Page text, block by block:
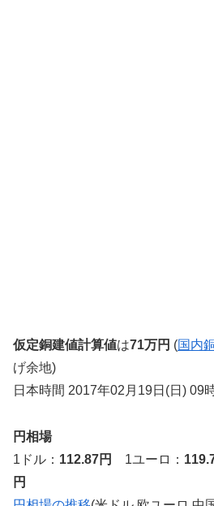
仮定銅建値計算値は71万円 (国内
げ余地)
日本時間 2017年02月19日(日) 09
円相場
1ドル： 112.87円 1ユーロ：
円